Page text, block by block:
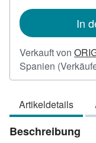
In
Verkauft von
Spanien
Artikeldetails
Beschreibung